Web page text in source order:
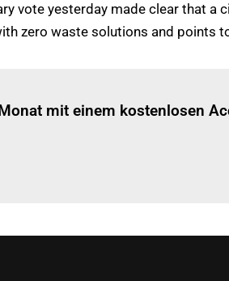
vote yesterday made clear that
zero waste solutions and points
mit einem kostenlosen